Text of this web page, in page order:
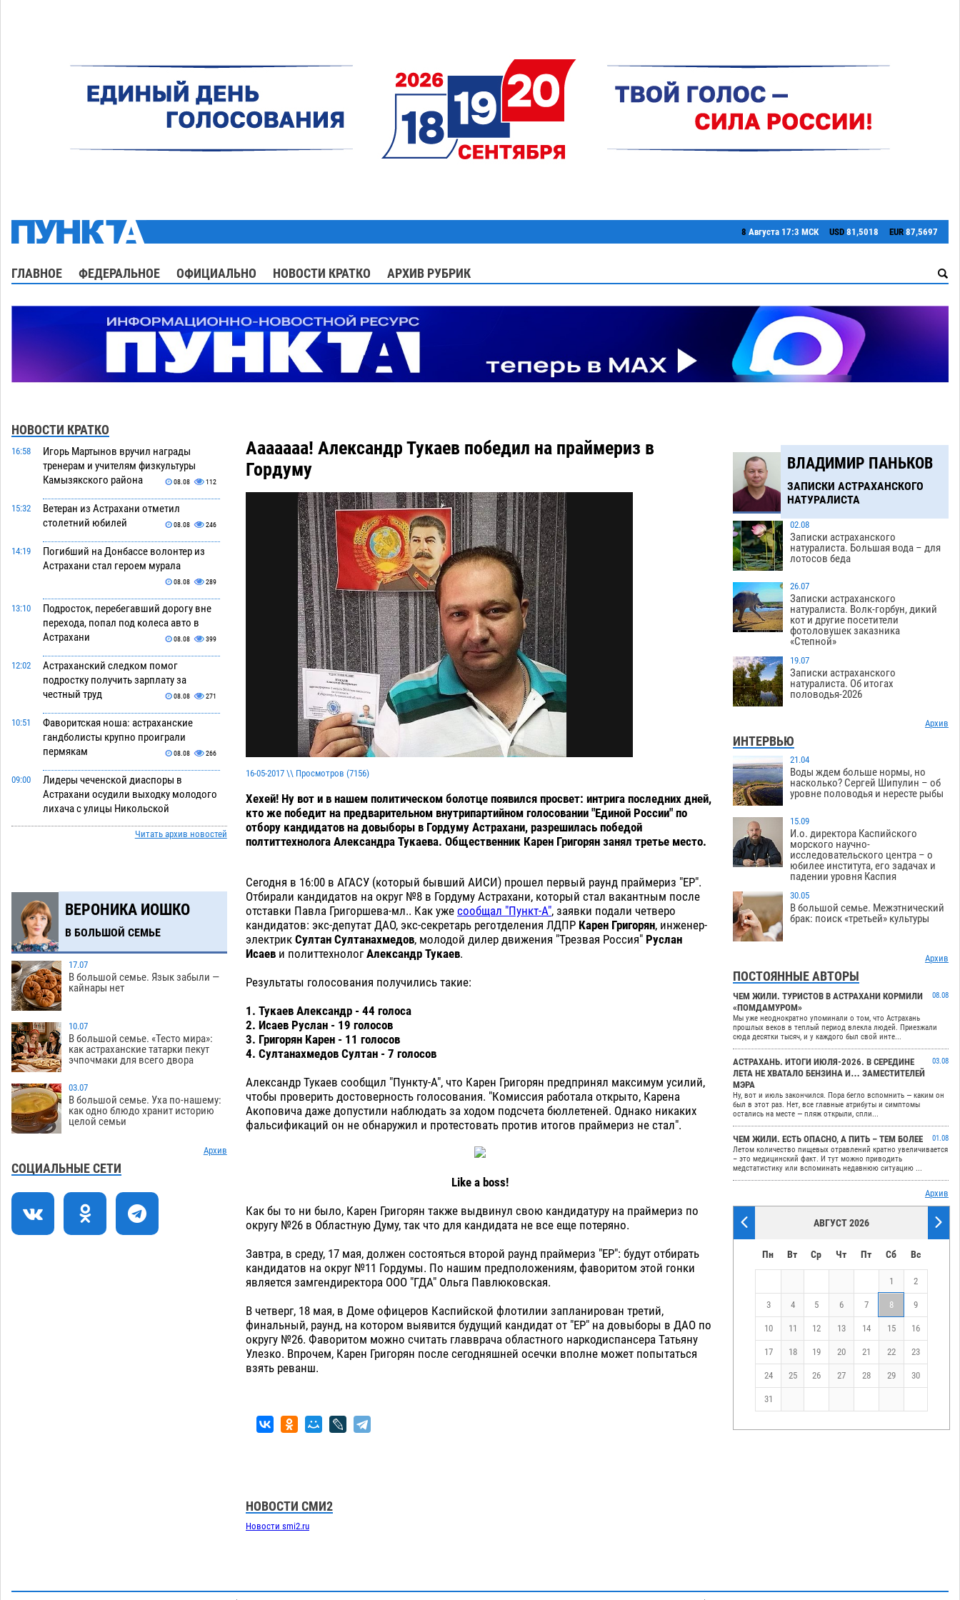
8 Августа 17:3 МСК USD 81,5018 EUR 87,5697
ГЛАВНОЕ ФЕДЕРАЛЬНОЕ ОФИЦИАЛЬНО НОВОСТИ КРАТКО АРХИВ РУБРИК
НОВОСТИ КРАТКО
16:58
Игорь Мартынов вручил награды
тренерам и учителям физкультуры
Камызякского района
08.08 112
15:32
Ветеран из Астрахани отметил
столетний юбилей
08.08 246
14:19
Погибший на Донбассе волонтер из
Астрахани стал героем мурала
08.08 289
13:10
Подросток, перебегавший дорогу вне
перехода, попал под колеса авто в
Астрахани
08.08 399
12:02
Астраханский следком помог
подростку получить зарплату за
честный труд
08.08 271
10:51
Фаворитская ноша: астраханские
гандболисты крупно проиграли
пермякам
08.08 266
09:00
Лидеры чеченской диаспоры в
Астрахани осудили выходку молодого
лихача с улицы Никольской
08.08 643
17:09
Астраханский котлован с мусором
угрожает плодородию Харабалинского
района
16:24
Игорь Редькин проинспектировал
коммунальную готовность
астраханского земельного массива
для льготников
15:28
Тяга к сверхскоростям обошлась
астраханской логистической
компании в 400 тысяч рублей
14:44
Астраханские кутилы сменили барные
стойки на полицейские дежурки
14:09
С 11 августа астраханские водоемы
кубов
13:29
Астраханский аэропорт попробует
отбиться от ворон в апелляционном
Читать архив новостей
ВЕРОНИКА ИОШКО
В БОЛЬШОЙ СЕМЬЕ
17.07
В большой семье. Язык забыли —
кайнары нет
10.07
В большой семье. «Тесто мира»:
как астраханские татарки пекут
эчпочмаки для всего двора
03.07
В большой семье. Уха по-нашему:
как одно блюдо хранит историю
целой семьи
Архив
СОЦИАЛЬНЫЕ СЕТИ
Ааааааа! Александр Тукаев победил на праймериз в
Гордуму
16-05-2017 \\ Просмотров (7156)
Хехей! Ну вот и в нашем политическом болотце появился просвет: интрига последних дней,
кто же победит на предварительном внутрипартийном голосовании "Единой России" по
отбору кандидатов на довыборы в Гордуму Астрахани, разрешилась победой
полтиттехнолога Александра Тукаева. Общественник Карен Григорян занял третье место.
Сегодня в 16:00 в АГАСУ (который бывший АИСИ) прошел первый раунд праймериз "ЕР".
Отбирали кандидатов на округ №8 в Гордуму Астрахани, который стал вакантным после
отставки Павла Григоршева-мл.. Как уже сообщал "Пункт-А", заявки подали четверо
кандидатов: экс-депутат ДАО, экс-секретарь реготделения ЛДПР Карен Григорян, инженер-
электрик Султан Султанахмедов, молодой дилер движения "Трезвая Россия" Руслан
Исаеви политтехнолог Александр Тукаев.
Результаты голосования получились такие:
1. Тукаев Александр - 44 голоса
2. Исаев Руслан - 19 голосов
3. Григорян Карен - 11 голосов
4. Султанахмедов Султан - 7 голосов
Александр Тукаев сообщил "Пункту-А", что Карен Григорян предпринял максимум усилий,
чтобы проверить достоверность голосования. "Комиссия работала открыто, Карена
Акоповича даже допустили наблюдать за ходом подсчета бюллетеней. Однако никаких
фальсификаций он не обнаружил и протестовать против итогов праймериз не стал".
Like a boss!
Как бы то ни было, Карен Григорян также выдвинул свою кандидатуру на праймериз по
округу №26 в Областную Думу, так что для кандидата не все еще потеряно.
Завтра, в среду, 17 мая, должен состояться второй раунд праймериз "ЕР": будут отбирать
кандидатов на округ №11 Гордумы. По нашим предположениям, фаворитом этой гонки
является замгендиректора ООО "ГДА" Ольга Павлюковская.
В четверг, 18 мая, в Доме офицеров Каспийской флотилии запланирован третий,
финальный, раунд, на котором выявится будущий кандидат от "ЕР" на довыборы в ДАО по
округу №26. Фаворитом можно считать главврача областного наркодиспансера Татьяну
Улезко. Впрочем, Карен Григорян после сегодняшней осечки вполне может попытаться
взять реванш.
НОВОСТИ СМИ2
Новости smi2.ru
ВЛАДИМИР ПАНЬКОВ
ЗАПИСКИ АСТРАХАНСКОГО
НАТУРАЛИСТА
02.08
Записки астраханского
натуралиста. Большая вода – для
лотосов беда
26.07
Записки астраханского
натуралиста. Волк-горбун, дикий
кот и другие посетители
фотоловушек заказника
«Степной»
19.07
Записки астраханского
натуралиста. Об итогах
половодья-2026
Архив
ИНТЕРВЬЮ
21.04
Воды ждем больше нормы, но
насколько? Сергей Шипулин – об
уровне половодья и нересте рыбы
15.09
И.о. директора Каспийского
морского научно-
исследовательского центра – о
юбилее института, его задачах и
падении уровня Каспия
30.05
В большой семье. Межэтнический
брак: поиск «третьей» культуры
Архив
ПОСТОЯННЫЕ АВТОРЫ
ЧЕМ ЖИЛИ. ТУРИСТОВ В АСТРАХАНИ КОРМИЛИ
«ПОМДАМУРОМ»
08.08
Мы уже неоднократно упоминали о том, что Астрахань
прошлых веков в теплый период влекла людей. Приезжали
сюда десятки тысяч, и у каждого был свой инте...
АСТРАХАНЬ. ИТОГИ ИЮЛЯ-2026. В СЕРЕДИНЕ
ЛЕТА НЕ ХВАТАЛО БЕНЗИНА И… ЗАМЕСТИТЕЛЕЙ
МЭРА
03.08
Ну, вот и июль закончился. Пора бегло вспомнить — каким он
был в этот раз. Нет, все главные атрибуты и симптомы
остались на месте — пляж открыли, спли...
ЧЕМ ЖИЛИ. ЕСТЬ ОПАСНО, А ПИТЬ – ТЕМ БОЛЕЕ
01.08
Летом количество пищевых отравлений кратно увеличивается
– это медицинский факт. И тут можно приводить
медстатистику или вспоминать недавнюю ситуацию ...
Архив
АВГУСТ 2026
Пн Вт Ср Чт Пт Сб Вс
1 2
3 4 5 6 7 8 9
10 11 12 13 14 15 16
17 18 19 20 21 22 23
24 25 26 27 28 29 30
31